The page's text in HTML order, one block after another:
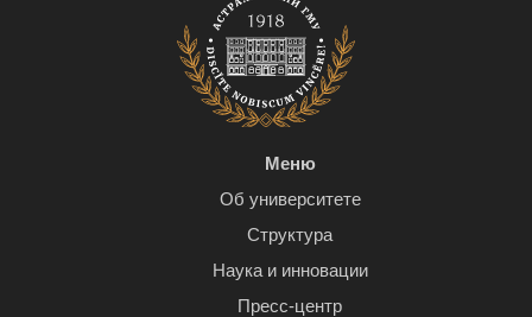
Меню
Об университете
Структура
Наука и инновации
Пресс-центр